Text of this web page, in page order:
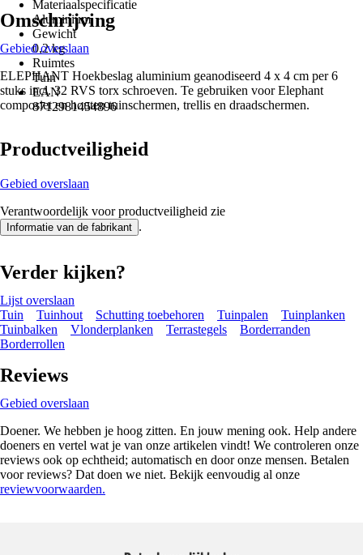
Materiaalspecificatie
Aluminium
Gewicht
0,2 kg
Ruimtes
Tuin
EAN
8712981454896
Omschrijving
Gebied overslaan
ELEPHANT Hoekbeslag aluminium geanodiseerd 4 x 4 cm per 6
stuks incl. 32 RVS torx schroeven. Te gebruiken voor Elephant
composiet en houten tuinschermen, trellis en draadschermen.
Productveiligheid
Gebied overslaan
Verantwoordelijk voor productveiligheid zie
Informatie van de fabrikant .
Verder kijken?
Lijst overslaan
Tuin
Tuinhout Schutting toebehoren Tuinpalen
Tuinplanken
Tuinbalken
Vlonderplanken Terrastegels
Borderranden
Borderrollen
Reviews
Gebied overslaan
Doener. We hebben je hoog zitten. En jouw mening ook. Help andere
doeners en vertel wat je van onze artikelen vindt! We controleren onze
reviews ook op echtheid; automatisch en door onze mensen. Betalen
voor reviews? Dat doen we niet. Bekijk eenvoudig al onze
reviewvoorwaarden.